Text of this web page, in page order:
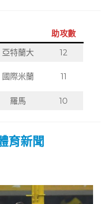
助攻數
亞特蘭大 12
國際米蘭 11
羅馬 10
育新聞